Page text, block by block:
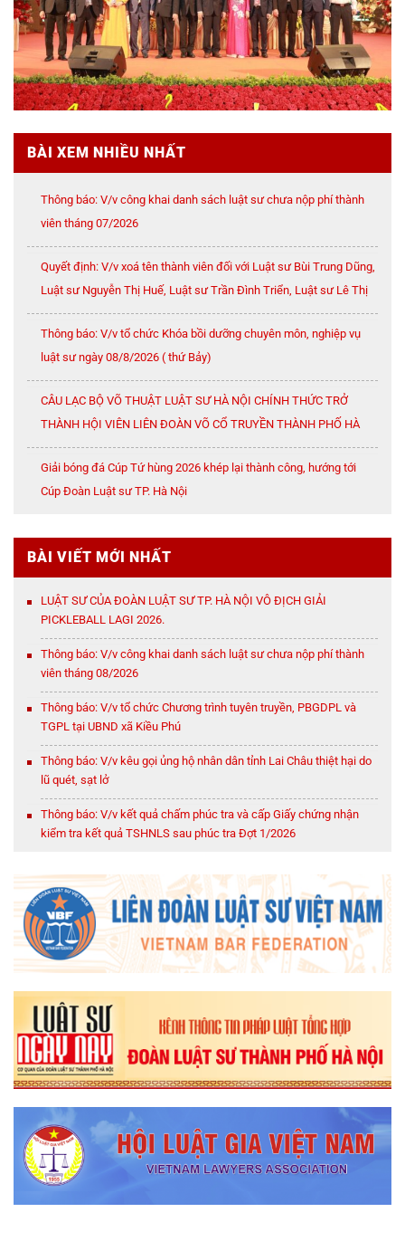
BÀI XEM NHIỀU NHẤT
Thông báo: V/v công khai danh sách luật sư chưa nộp phí thành
viên tháng 07/2026
Quyết định: V/v xoá tên thành viên đối với Luật sư Bùi Trung Dũng,
Luật sư Nguyễn Thị Huế, Luật sư Trần Đình Triển, Luật sư Lê Thị
Oanh
Thông báo: V/v tổ chức Khóa bồi dưỡng chuyên môn, nghiệp vụ
luật sư ngày 08/8/2026 ( thứ Bảy)
CÂU LẠC BỘ VÕ THUẬT LUẬT SƯ HÀ NỘI CHÍNH THỨC TRỞ
THÀNH HỘI VIÊN LIÊN ĐOÀN VÕ CỔ TRUYỀN THÀNH PHỐ HÀ
NỘI
Giải bóng đá Cúp Tứ hùng 2026 khép lại thành công, hướng tới
Cúp Đoàn Luật sư TP. Hà Nội
BÀI VIẾT MỚI NHẤT
LUẬT SƯ CỦA ĐOÀN LUẬT SƯ TP. HÀ NỘI VÔ ĐỊCH GIẢI
PICKLEBALL LAGI 2026.
Thông báo: V/v công khai danh sách luật sư chưa nộp phí thành
viên tháng 08/2026
Thông báo: V/v tổ chức Chương trình tuyên truyền, PBGDPL và
TGPL tại UBND xã Kiều Phú
Thông báo: V/v kêu gọi ủng hộ nhân dân tỉnh Lai Châu thiệt hại do
lũ quét, sạt lở
Thông báo: V/v kết quả chấm phúc tra và cấp Giấy chứng nhận
kiểm tra kết quả TSHNLS sau phúc tra Đợt 1/2026